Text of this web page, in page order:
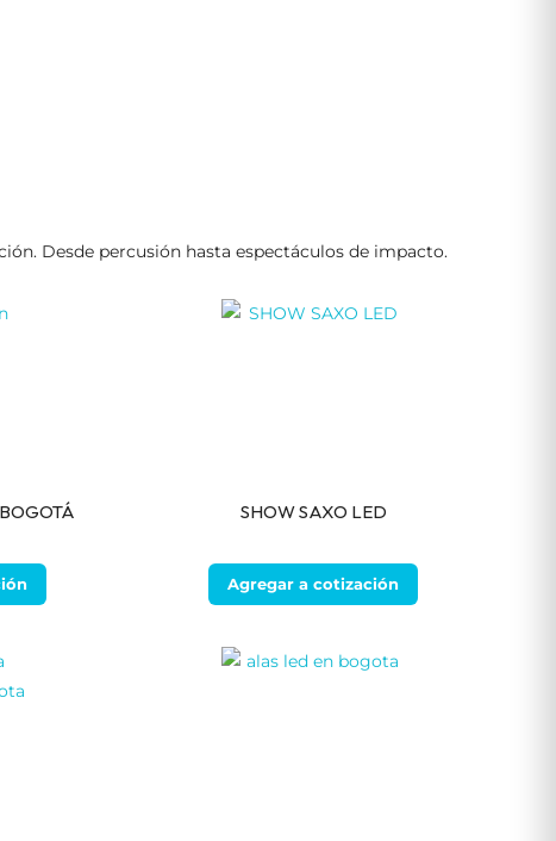
Desde percusión hasta espectáculos de impacto.
SHOW SAXO LED
Agregar a cotización